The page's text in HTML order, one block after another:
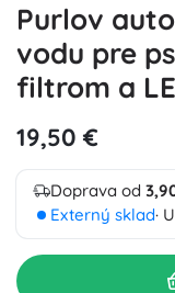
Purlov
vodu pre
filtrom a
19,50 €
Doprava od
Externý sklad·